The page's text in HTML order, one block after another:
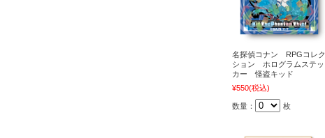
名探偵コナン RPGコレク
ション ホログラムステッ
カー 怪盗キッド
¥550(税込)
数量： 枚